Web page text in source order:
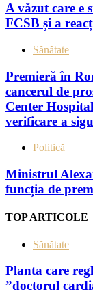
A văzut care e
FCSB și a
Sănătate
Premieră în
cancerul de
Center
verificare a
Politică
Ministrul
funcția de
TOP ARTICOLE
Sănătate
Planta care
”doctorul